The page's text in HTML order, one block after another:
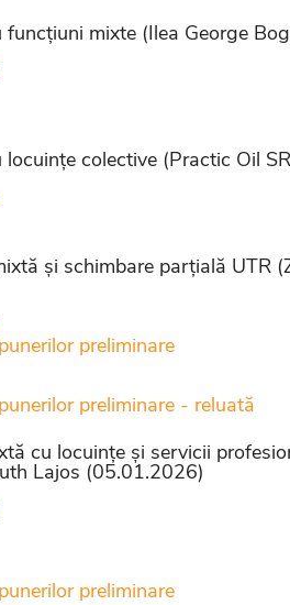
mixte (Ilea George
colective (Practic Oil
și schimbare parțială UTR
preliminare
preliminare - reluată
cu locuințe și servicii
Lajos (05.01.2026)
preliminare